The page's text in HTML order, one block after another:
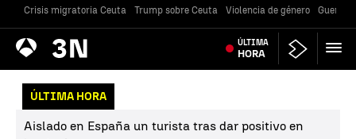
Crisis migratoria Ceuta Trump sobre Ceuta Violencia de género Guerra
Antena
3 Noticias ÚLTIMA
HORA
ÚLTIMA HORA
Aislado en España un turista tras dar positivo en